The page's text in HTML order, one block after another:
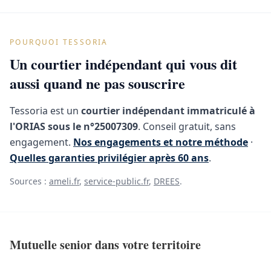
POURQUOI TESSORIA
Un courtier indépendant qui vous dit
aussi quand ne pas souscrire
Tessoria est un courtier indépendant immatriculé à
l'ORIAS sous le n°25007309. Conseil gratuit, sans
engagement. Nos engagements et notre méthode ·
Quelles garanties privilégier après 60 ans.
Sources : ameli.fr, service-public.fr, DREES.
Mutuelle senior dans votre territoire